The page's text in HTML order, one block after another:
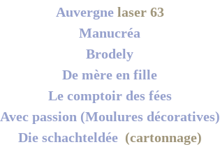
Auvergne laser 63
Manucréa
Brodely
De mère en fille
Le comptoir des fées
Avec passion (Moulures décoratives)
Die schachteldée (cartonnage)